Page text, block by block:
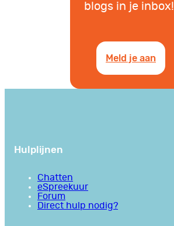
blogs in je inbox!
Meld je aan
Hulplijnen
Chatten
eSpreekuur
Forum
Direct hulp nodig?